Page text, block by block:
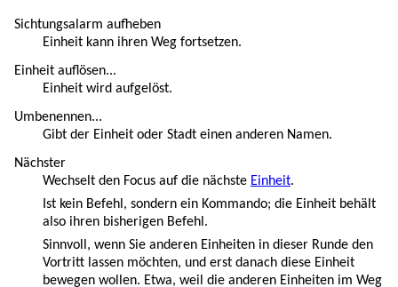
Sichtungsalarm aufheben
Einheit kann ihren Weg fortsetzen.
Einheit auflösen...
Einheit wird aufgelöst.
Umbenennen...
Gibt der Einheit oder Stadt einen anderen Namen.
Nächster
Wechselt den Focus auf die nächste Einheit.
Ist kein Befehl, sondern ein Kommando; die Einheit behält
also ihren bisherigen Befehl.
Sinnvoll, wenn Sie anderen Einheiten in dieser Runde den
Vortritt lassen möchten, und erst danach diese Einheit
bewegen wollen. Etwa, weil die anderen Einheiten im Weg